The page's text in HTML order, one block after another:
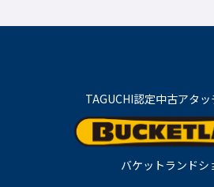
TAGUCHI認定中古アタ
バケットランドシ